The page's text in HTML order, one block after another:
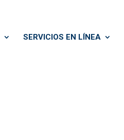
SERVICIOS EN LÍNEA